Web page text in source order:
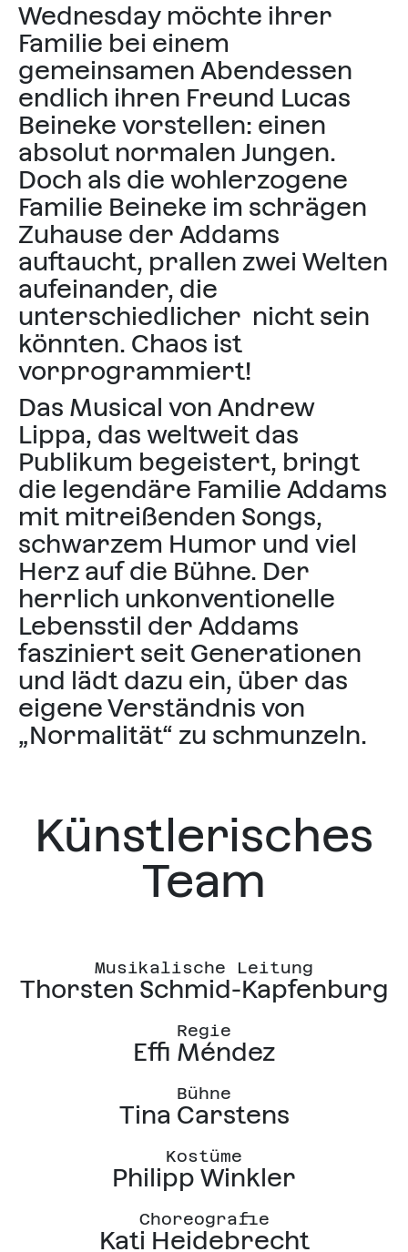
Wednesday möchte ihrer
Familie bei einem
gemeinsamen Abendessen
endlich ihren Freund Lucas
Beineke vorstellen: einen
absolut normalen Jungen.
Doch als die wohlerzogene
Familie Beineke im schrägen
Zuhause der Addams
auftaucht, prallen zwei Welten
aufeinander, die
unterschiedlicher nicht sein
könnten. Chaos ist
vorprogrammiert!
Das Musical von Andrew
Lippa, das weltweit das
Publikum begeistert, bringt
die legendäre Familie Addams
mit mitreißenden Songs,
schwarzem Humor und viel
Herz auf die Bühne. Der
herrlich unkonventionelle
Lebensstil der Addams
fasziniert seit Generationen
und lädt dazu ein, über das
eigene Verständnis von
„Normalität“ zu schmunzeln.
Künstlerisches
Team
Musikalische Leitung
Thorsten Schmid-Kapfenburg
Regie
Effi Méndez
Bühne
Tina Carstens
Kostüme
Philipp Winkler
Choreografie
Kati Heidebrecht